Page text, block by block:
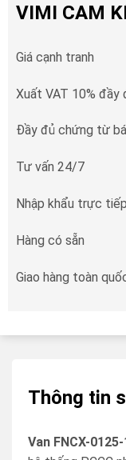
VIMI CAM
Giá cạnh tranh
Xuất VAT 10% đầy
Đầy đủ chứng từ
Tư vấn 24/7
Nhập khẩu trực tiếp
Hàng có sẵn
Giao hàng toàn
Thông tin
Van FNCX-